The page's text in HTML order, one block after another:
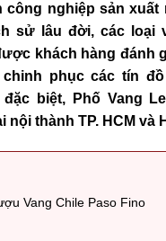
công nghiệp sản xuất
sử lâu đời, các loại
khách hàng đánh
phục các tín
biệt, Phố Vang
nội thành TP. HCM và
Vang Chile Paso Fino